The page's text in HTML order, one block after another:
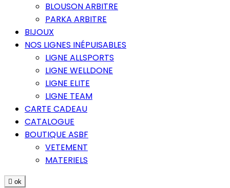
BLOUSON ARBITRE
PARKA ARBITRE
BIJOUX
NOS LIGNES INÉPUISABLES
LIGNE ALLSPORTS
LIGNE WELLDONE
LIGNE ELITE
LIGNE TEAM
CARTE CADEAU
CATALOGUE
BOUTIQUE ASBF
VETEMENT
MATERIELS
 ok